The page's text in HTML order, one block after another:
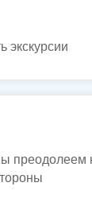
экскурсии
преодолеем